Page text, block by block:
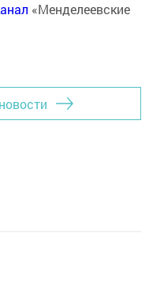
«Менделеевские